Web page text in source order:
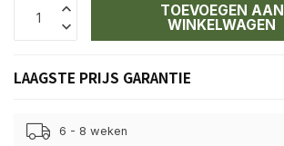
TOEVOEGEN AAN
WINKELWAGEN
LAAGSTE PRIJS GARANTIE
6 - 8 weken